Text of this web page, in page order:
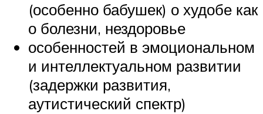
(особенно бабушек) о худобе как
о болезни, нездоровье
особенностей в эмоциональном
и интеллектуальном развитии
(задержки развития,
аутистический спектр)